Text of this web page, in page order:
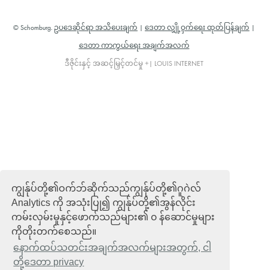
ကျွန်ုပ်တို့၏ဝက်ဘ်ဆိုက်သည်ကျွန်ုပ်တို့၏ဂူဂဲလ်
Analytics ကို အသုံးပြု၍ ကျွန်ုပ်တို့၏အွန်လိုင်း
ကမ်းလှမ်းမှုနှင့်ဖောက်သည်များ၏ ၀ န်ဆောင်မှုများ
ကိုတိုးတက်စေသည်။
နောက်ထပ်သတင်းအချက်အလက်များအတွက်, ငါ
တို့ဒေတာ privacy
© Schomburg. ဥပဒေဆိုင်ရာ အသိပေးချက် ဒေတာ လျှို့ဝှက်ရေး ထုတ်ပြန်ချက်
ဒေတာ ကာကွယ်ရေး အချက်အလက်
ဒီဇိုင်းနှင့် အဆင့်မြှင့်တင်မှု +| LOUIS INTERNET